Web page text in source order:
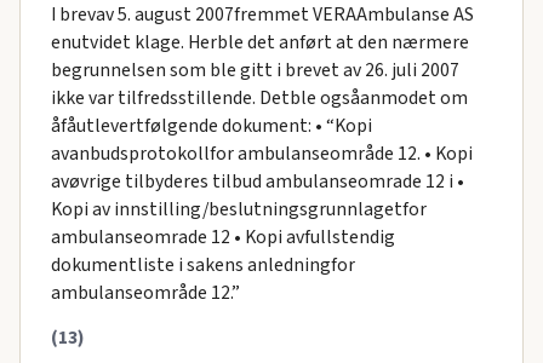
I brevav 5. august 2007fremmet VERAAmbulanse AS
enutvidet klage. Herble det anført at den nærmere
begrunnelsen som ble gitt i brevet av 26. juli 2007
ikke var tilfredsstillende. Detble ogsåanmodet om
åfåutlevertfølgende dokument: • “Kopi
avanbudsprotokollfor ambulanseområde 12. • Kopi
avøvrige tilbyderes tilbud ambulanseomrade 12 i •
Kopi av innstilling/beslutningsgrunnlagetfor
ambulanseomrade 12 • Kopi avfullstendig
dokumentliste i sakens anledningfor
ambulanseområde 12.”
(13)